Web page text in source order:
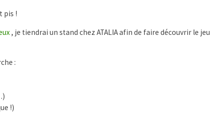
pis !
, je tiendrai un stand chez ATALIA afin de faire découvrir le jeu
:
!)